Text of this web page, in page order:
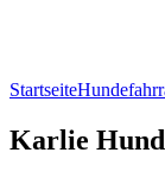
Startseite
Karlie